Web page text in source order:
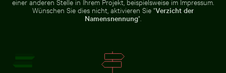
Eckbereich eines Industriegebäudes mit
Metallrohren und -paneelen Barbary-Makaken
Sonnenuntergang am Grzybowo Bałtycka, Ruhige
Luftaufnahme von Mandraki
Wünschen Sie dies nicht, aktivieren Sie "Verzicht der
Namensnennung".